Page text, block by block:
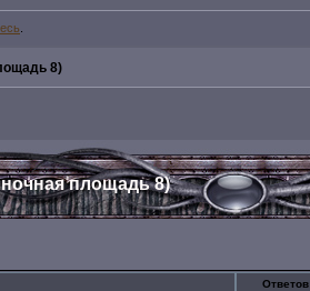
8)
площадь 8)
Ответов